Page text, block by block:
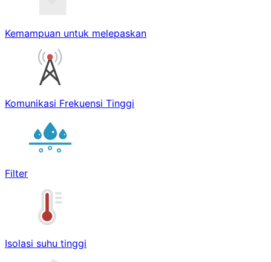
Kemampuan untuk melepaskan
Komunikasi Frekuensi Tinggi
Filter
Isolasi suhu tinggi